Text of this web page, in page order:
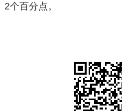
2个百分点。